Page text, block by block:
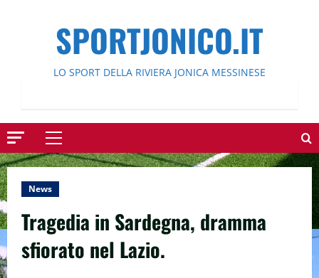
SPORTJONICO.IT
LO SPORT DELLA RIVIERA JONICA MESSINESE
Menu
principale
News
Tragedia in Sardegna, dramma
sfiorato nel Lazio.